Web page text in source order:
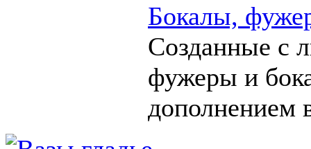
Бокалы,
Созданные с
фужеры и
дополнением